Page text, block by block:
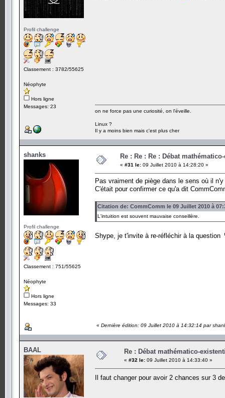
Profil challenge
Classement : 3782/55625
Néophyte
Hors ligne
Messages: 23
on ne force pas une curiosité, on l'éveille.
Linux ?
Il y a moins bien mais c'est plus cher
shanks
Profil challenge
Classement : 751/55625
Néophyte
Hors ligne
Messages: 33
Re : Re : Re : Débat
« #31 le: 09 Juillet 2010 à 14:28:20 »
Pas vraiment de piège dans le sens où il
C'était pour confirmer ce qu'a dit
Citation de: CommComm le 09 Juillet 2010 à
L'intuition est souvent mauvaise conseillère.
Shype, je t'invite à re-réfléchir à la question
« Dernière édition: 09 Juillet 2010 à 14:32:14 par
BAAL Re : Débat mathématico-
« #32 le: 09 Juillet 2010 à 14:33:40 »
Il faut changer pour avoir 2 chances sur 3